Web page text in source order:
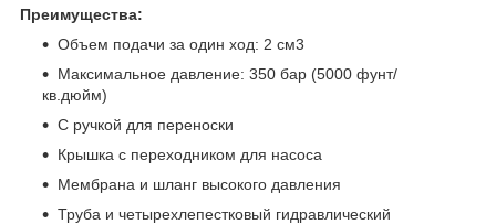
Преимущества:
Объем подачи за один ход: 2 см3
Максимальное давление: 350 бар (5000 фунт/
кв.дюйм)
С ручкой для переноски
Крышка с переходником для насоса
Мембрана и шланг высокого давления
Труба и четырехлепестковый гидравлический